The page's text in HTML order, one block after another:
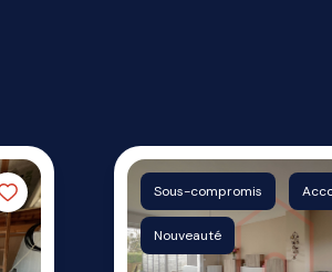
Sous-compromis
Nouveauté